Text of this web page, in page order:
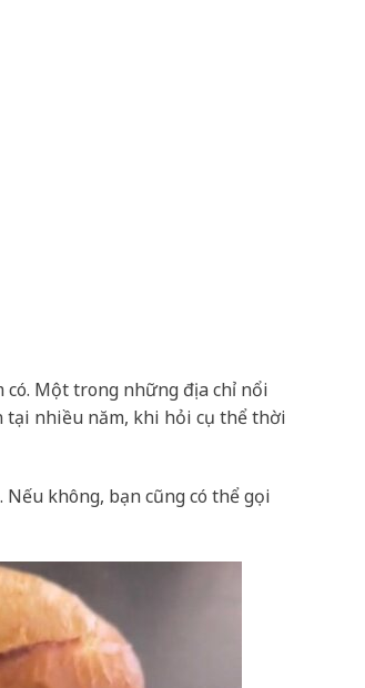
Một trong những địa chỉ nổi
tại nhiều năm, khi hỏi cụ thể thời
không, bạn cũng có thể gọi